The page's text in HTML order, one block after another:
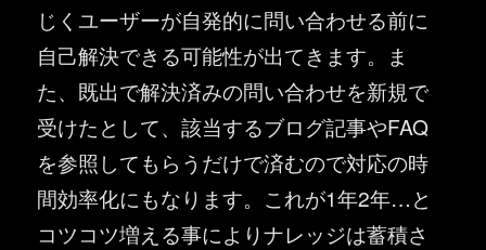
じくユーザーが自発的に問い合わせる前に
自己解決できる可能性が出てきます。ま
た、既出で解決済みの問い合わせを新規で
受けたとして、該当するブログ記事やFAQ
を参照してもらうだけで済むので対応の時
間効率化にもなります。これが1年2年…と
コツコツ増える事によりナレッジは蓄積さ